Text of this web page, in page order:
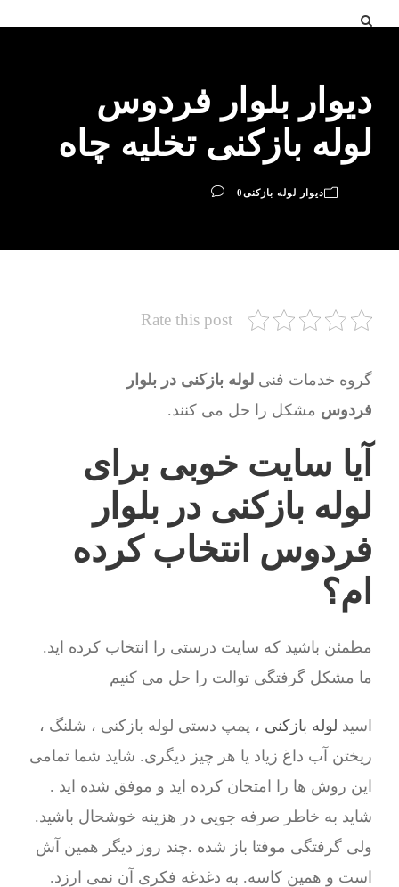
دیوار بلوار فردوس
لوله بازکنی تخلیه چاه
دیوار لوله بازکنی0
Rate this post
گروه خدمات فنی لوله بازکنی در بلوار
فردوس مشکل را حل می کنند.
آیا سایت خوبی برای
لوله بازکنی در بلوار
فردوس انتخاب کرده
ام؟
مطمئن باشید که سایت درستی را انتخاب کرده اید.
ما مشکل گرفتگی توالت را حل می کنیم
اسید لوله بازکنی ، پمپ دستی لوله بازکنی ، شلنگ ،
ریختن آب داغ زیاد یا هر چیز دیگری. شاید شما تمامی
این روش ها را امتحان کرده اید و موفق شده اید .
شاید به خاطر صرفه جویی در هزینه خوشحال باشید.
ولی گرفتگی موفتا باز شده .چند روز دیگر همین آش
است و همین کاسه. به دغدغه فکری آن نمی ارزد.